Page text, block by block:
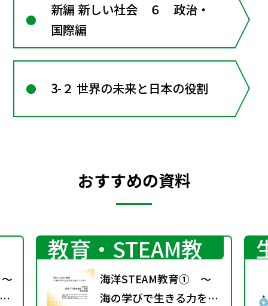
新編 新しい社会 ６ 政治・
国際編
3-２ 世界の未来と日本の役割
おすすめの資料
教育・STEAM教
育
海洋STEAM教育① ～
海の学びで生きる力を身